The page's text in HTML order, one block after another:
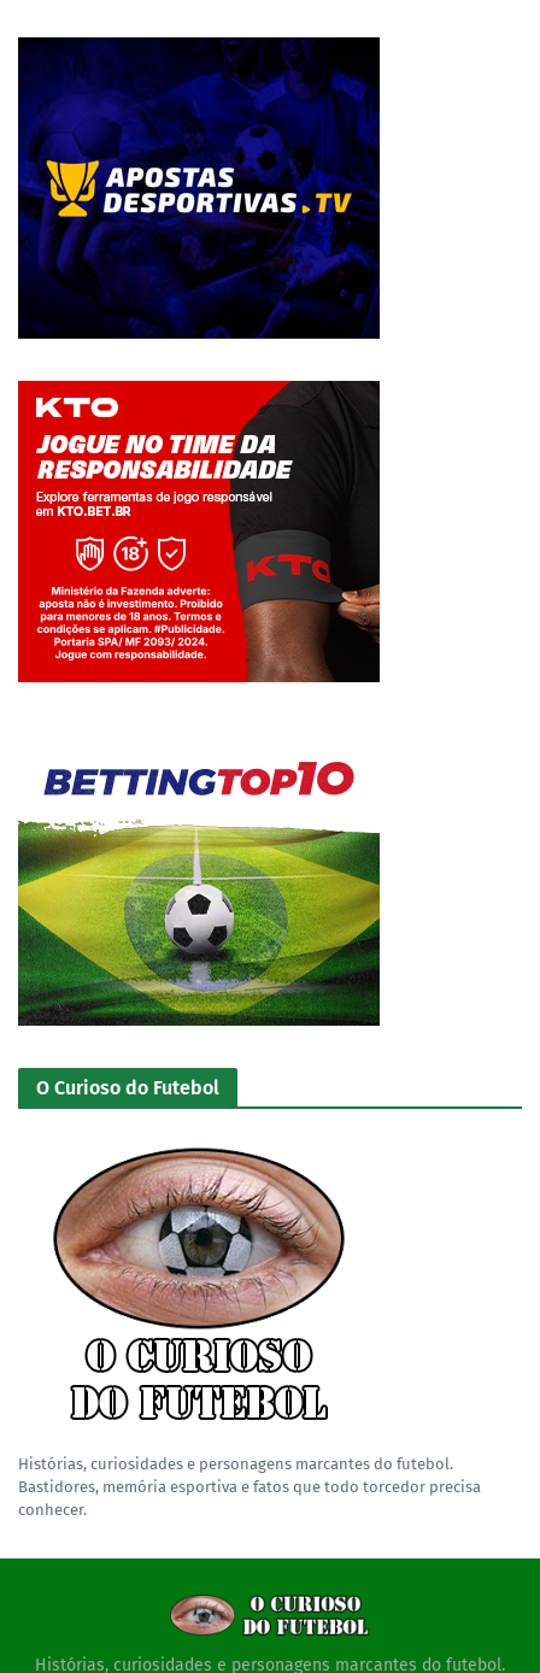
Jogue com responsabilidade. 18+
O Curioso do Futebol
Histórias, curiosidades e personagens marcantes do futebol.
Bastidores, memória esportiva e fatos que todo torcedor precisa
conhecer.
Histórias, curiosidades e personagens marcantes do futebol.